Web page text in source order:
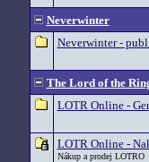
Neverwinter
Neverwinter -
The Lord of the
LOTR Online -
LOTR Online -
Nákup a prodej LOTRO